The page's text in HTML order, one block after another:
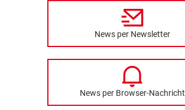
News per Newsletter
News per Browser-Nachricht